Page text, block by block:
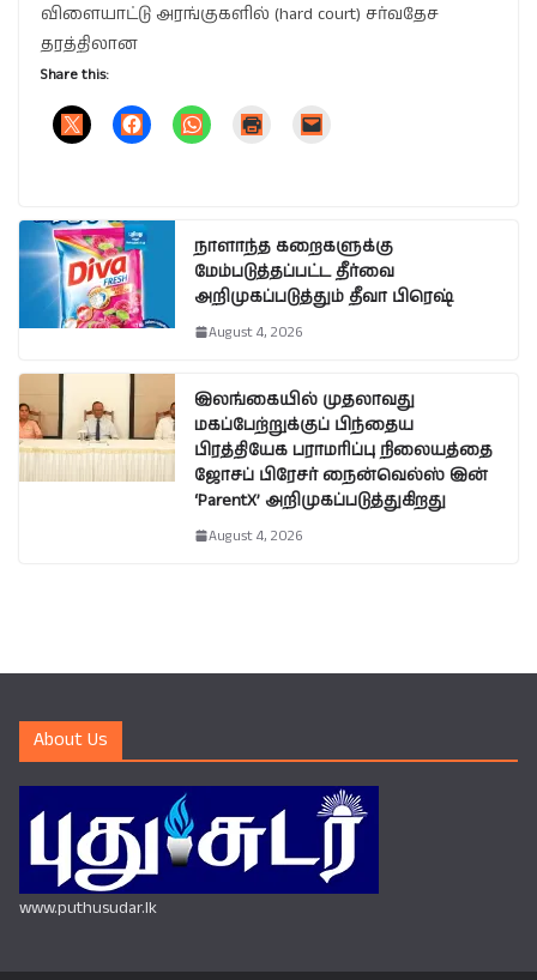
விளையாட்டு அரங்குகளில் (hard court) சர்வதேச
தரத்திலான
Share this:
நாளாந்த கறைகளுக்கு
மேம்படுத்தப்பட்ட தீர்வை
அறிமுகப்படுத்தும் தீவா பிரெஷ்
August 4, 2026
இலங்கையில் முதலாவது
மகப்பேற்றுக்குப் பிந்தைய
பிரத்தியேக பராமரிப்பு நிலையத்தை
ஜோசப் பிரேசர் நைன்வெல்ஸ் இன்
‘ParentX’ அறிமுகப்படுத்துகிறது
August 4, 2026
About Us
www.puthusudar.lk